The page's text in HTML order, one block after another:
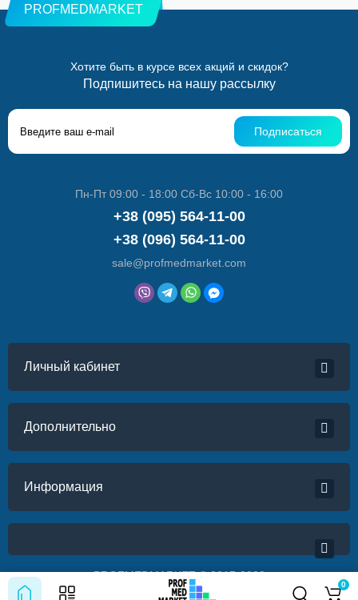
0
PROFMEDMARKET
Хотите быть в курсе всех акций и скидок?
Подпишитесь на нашу рассылку
Подписаться
Пн-Пт 09:00 - 18:00 Сб-Вс 10:00 - 16:00
+38 (095) 564-11-00
+38 (096) 564-11-00
sale@profmedmarket.com
Личный кабинет
Дополнительно
Информация
PROFMEDMARKET © 2017-2022